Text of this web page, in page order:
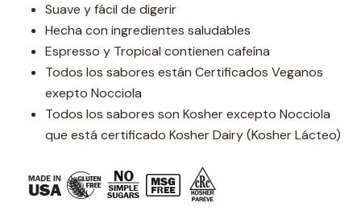
Suave y fácil de digerir
Hecha con ingredientes saludables
Espresso y Tropical contienen cafeína
Todos los sabores están Certificados Veganos
exepto Nocciola
Todos los sabores son Kosher excepto Nocciola
que está certificado Kosher Dairy (Kosher Lácteo)